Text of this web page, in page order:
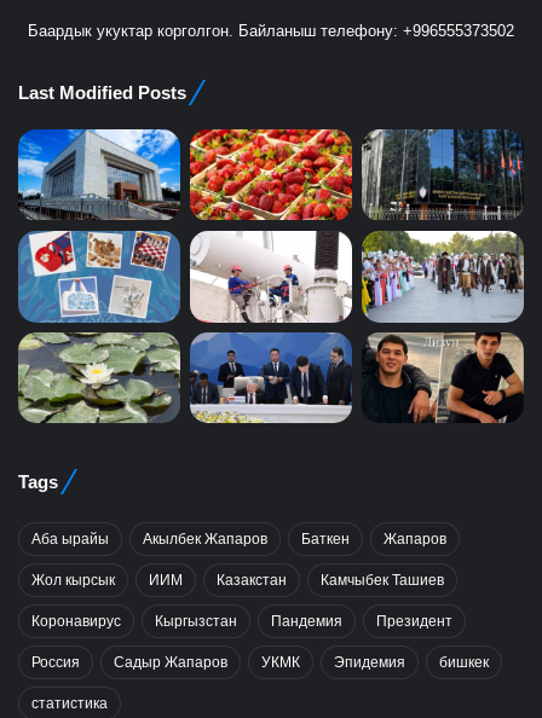
Баардык укуктар корголгон. Байланыш телефону: +996555373502
Last Modified Posts
Tags
Аба ырайы Акылбек Жапаров Баткен Жапаров
Жол кырсык ИИМ Казакстан Камчыбек Ташиев
Коронавирус Кыргызстан Пандемия Президент
Россия Садыр Жапаров УКМК Эпидемия бишкек
статистика